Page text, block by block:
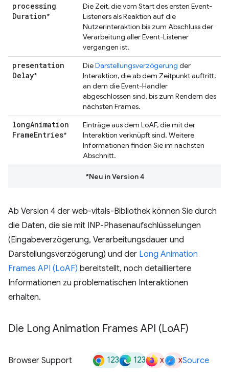
processing
Duration*
Die Zeit, die vom Start des ersten Event-
Listeners als Reaktion auf die
Nutzerinteraktion bis zum Abschluss der
Verarbeitung aller Event-Listener
vergangen ist.
presentation
Delay*
DieDarstellungsverzögerung der
Interaktion, die ab dem Zeitpunkt auftritt,
an dem die Event-Handler
abgeschlossen sind, bis zum Rendern des
nächsten Frames.
longAnimation
FrameEntries*
Einträge aus dem LoAF, die mit der
Interaktion verknüpft sind. Weitere
Informationen finden Sie im nächsten
Abschnitt.
*Neu in Version 4
Ab Version 4 der web-vitals-Bibliothek können Sie durch
die Daten, die sie mit INP-Phasenaufschlüsselungen
(Eingabeverzögerung, Verarbeitungsdauer und
Darstellungsverzögerung) und der Long Animation
Frames API (LoAF) bereitstellt, noch detailliertere
Informationen zu problematischen Interaktionen
erhalten.
Die Long Animation Frames API (LoAF)
Browser Support 123 123 x xSource